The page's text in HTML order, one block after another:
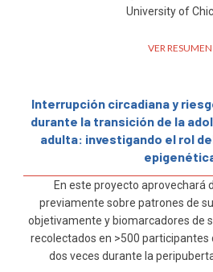
University of
VER RESUMEN
Interrupción circadiana y
durante la transición de la
adulta: investigando el rol
En este proyecto aprovechará
previamente sobre patrones de
objetivamente y biomarcadores de
recolectados en >500 participantes
dos veces durante la